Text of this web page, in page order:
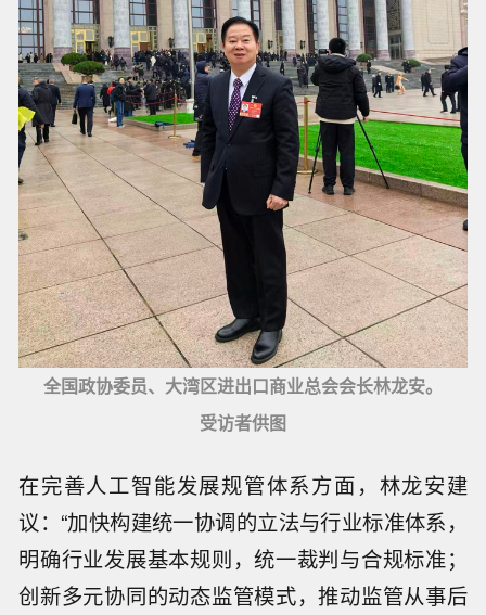
全国政协委员、大湾区进出口商业总会会长林龙安。
受访者供图
在完善人工智能发展规管体系方面，林龙安建
议：“加快构建统一协调的立法与行业标准体系，
明确行业发展基本规则，统一裁判与合规标准；
创新多元协同的动态监管模式，推动监管从事后